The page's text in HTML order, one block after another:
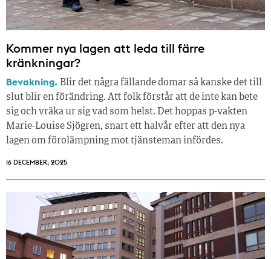
Kommer nya lagen att leda till färre
kränkningar?
Bevakning. Blir det några fällande domar så kanske det till
slut blir en förändring. Att folk förstår att de inte kan bete
sig och vräka ur sig vad som helst. Det hoppas p-vakten
Marie-Louise Sjögren, snart ett halvår efter att den nya
lagen om förolämpning mot tjänsteman infördes.
16 DECEMBER, 2025